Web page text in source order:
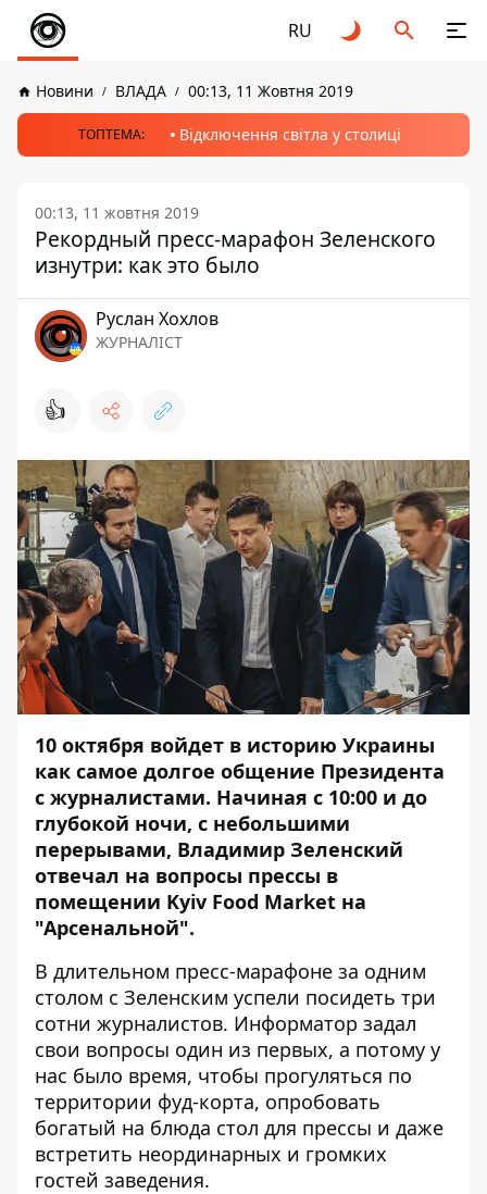
RU
Новини ВЛАДА 00:13, 11 Жовтня 2019
ТОПТЕМА: Відключення світла у столиці
00:13, 11 жовтня 2019
Рекордный пресс-марафон Зеленского
изнутри: как это было
Руслан Хохлов
ЖУРНАЛІСТ
👍
10 октября войдет в историю Украины
как самое долгое общение Президента
с журналистами. Начиная с 10:00 и до
глубокой ночи, с небольшими
перерывами, Владимир Зеленский
отвечал на вопросы прессы в
помещении Kyiv Food Market на
"Арсенальной".
В длительном пресс-марафоне за одним
столом с Зеленским успели посидеть три
сотни журналистов. Информатор задал
свои вопросы один из первых, а потому у
нас было время, чтобы прогуляться по
территории фуд-корта, опробовать
богатый на блюда стол для прессы и даже
встретить неординарных и громких
гостей заведения.